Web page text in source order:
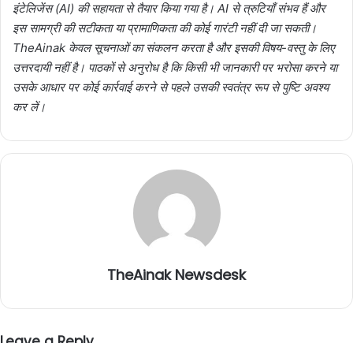
इंटेलिजेंस (AI) की सहायता से तैयार किया गया है। AI से त्रुटियाँ संभव हैं और
इस सामग्री की सटीकता या प्रामाणिकता की कोई गारंटी नहीं दी जा सकती।
TheAinak केवल सूचनाओं का संकलन करता है और इसकी विषय-वस्तु के लिए
उत्तरदायी नहीं है। पाठकों से अनुरोध है कि किसी भी जानकारी पर भरोसा करने या
उसके आधार पर कोई कार्रवाई करने से पहले उसकी स्वतंत्र रूप से पुष्टि अवश्य
कर लें।
TheAinak Newsdesk